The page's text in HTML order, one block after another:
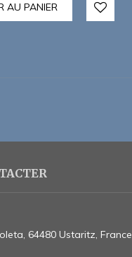
AU PANIER
64480 Ustaritz, France